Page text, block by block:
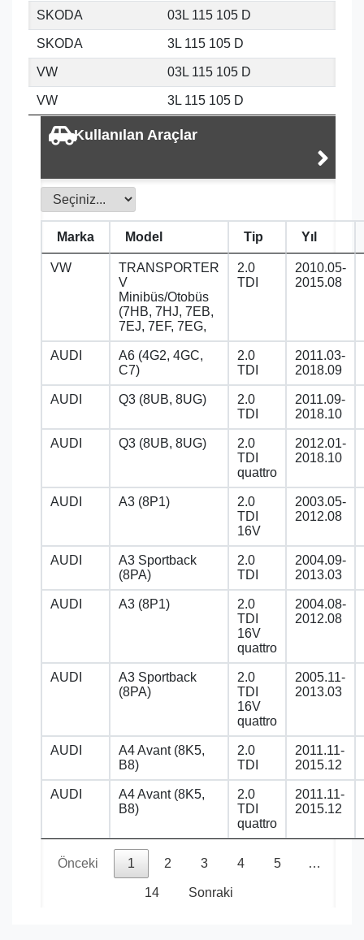
SKODA 03L 115 105 D
SKODA 3L 115 105 D
VW 03L 115 105 D
VW 3L 115 105 D
Kullanılan Araçlar
Marka Model Tip Yıl
VW
TRANSPORTER
V
Minibüs/Otobüs
(7HB, 7HJ, 7EB,
7EJ, 7EF, 7EG,
2.0
TDI
2010.05-
2015.08
AUDI
A6 (4G2, 4GC,
C7)
2.0
TDI
2011.03-
2018.09
AUDI Q3 (8UB, 8UG)
2.0
TDI
2011.09-
2018.10
AUDI Q3 (8UB, 8UG)
2.0
TDI
quattro
2012.01-
2018.10
AUDI A3 (8P1)
2.0
TDI
16V
2003.05-
2012.08
AUDI
A3 Sportback
(8PA)
2.0
TDI
2004.09-
2013.03
AUDI A3 (8P1)
2.0
TDI
16V
quattro
2004.08-
2012.08
AUDI
A3 Sportback
(8PA)
2.0
TDI
16V
quattro
2005.11-
2013.03
AUDI
A4 Avant (8K5,
B8)
2.0
TDI
2011.11-
2015.12
AUDI
A4 Avant (8K5,
B8)
2.0
TDI
quattro
2011.11-
2015.12
Önceki 1 2 3 4 5 …
14 Sonraki